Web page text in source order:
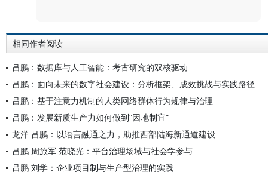
相同作者阅读
吕鹏：数据库与人工智能：考古研究的双核驱动
吕鹏：面向未来的数字社会建设：分析框架、成效挑战与实践路径
吕鹏：基于注意力机制的人类网络群体行为规律与治理
吕鹏：发展新质生产力如何做到“因地制宜”
龙洋 吕鹏：以语言融通之力，助推西部陆海新通道建设
吕鹏 周旅军 范晓光：平台治理场域与社会学参与
吕鹏 刘学：企业项目制与生产型治理的实践